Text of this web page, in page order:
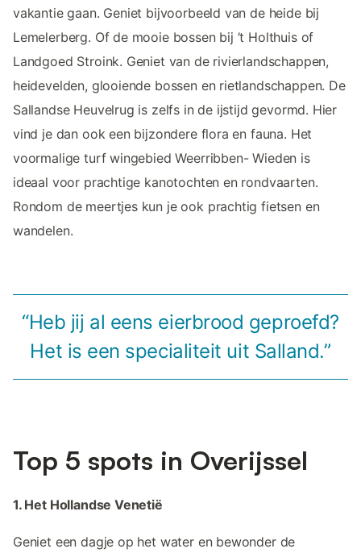
vakantie gaan. Geniet bijvoorbeeld van de heide bij
Lemelerberg. Of de mooie bossen bij ’t Holthuis of
Landgoed Stroink. Geniet van de rivierlandschappen,
heidevelden, glooiende bossen en rietlandschappen. De
Sallandse Heuvelrug is zelfs in de ijstijd gevormd. Hier
vind je dan ook een bijzondere flora en fauna. Het
voormalige turf wingebied Weerribben- Wieden is
ideaal voor prachtige kanotochten en rondvaarten.
Rondom de meertjes kun je ook prachtig fietsen en
wandelen.
“Heb jij al eens eierbrood geproefd?
Het is een specialiteit uit Salland.”
Top 5 spots in Overijssel
1. Het Hollandse Venetië
Geniet een dagje op het water en bewonder de